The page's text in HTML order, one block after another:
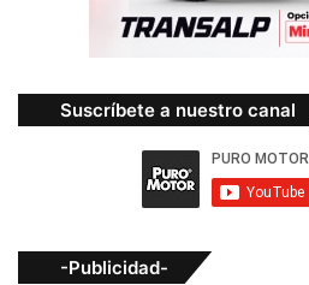
Suscríbete a nuestro canal
-Publicidad-